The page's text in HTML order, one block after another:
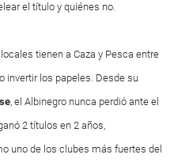
el título y quiénes no.
tienen a Caza y Pesca entre
invertir los papeles. Desde su
, el Albinegro nunca perdió ante el
2 títulos en 2 años,
uno de los clubes más fuertes del